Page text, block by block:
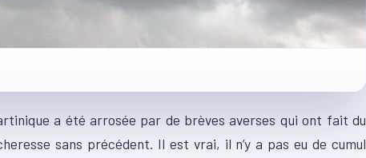
a été arrosée par de brèves averses qui ont fait du
sans précédent. Il est vrai, il n’y a pas eu de cumul